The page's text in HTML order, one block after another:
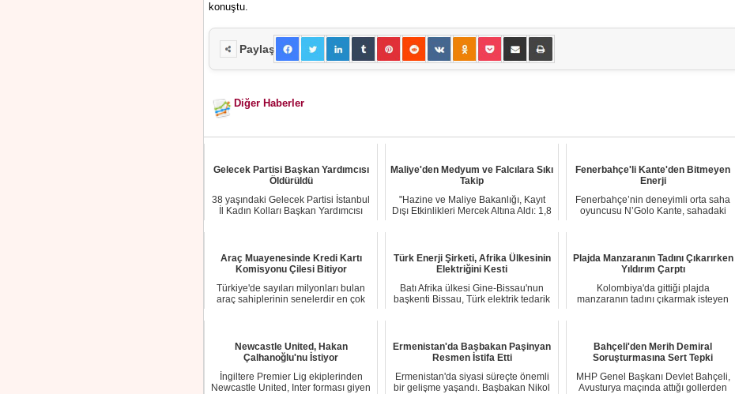
konuştu.
Paylaş
Diğer Haberler
Gelecek Partisi Başkan Yardımcısı
Öldürüldü
38 yaşındaki Gelecek Partisi İstanbul
İl Kadın Kolları Başkan Yardımcısı
Maliye'den Medyum ve Falcılara Sıkı
Takip
"Hazine ve Maliye Bakanlığı, Kayıt
Dışı Etkinlikleri Mercek Altına Aldı: 1,8
Fenerbahçe'li Kante'den Bitmeyen
Enerji
Fenerbahçe’nin deneyimli orta saha
oyuncusu N’Golo Kante, sahadaki
Araç Muayenesinde Kredi Kartı
Komisyonu Çilesi Bitiyor
Türkiye'de sayıları milyonları bulan
araç sahiplerinin senelerdir en çok
Türk Enerji Şirketi, Afrika Ülkesinin
Elektriğini Kesti
Batı Afrika ülkesi Gine-Bissau'nun
başkenti Bissau, Türk elektrik tedarik
Plajda Manzaranın Tadını Çıkarırken
Yıldırım Çarptı
Kolombiya'da gittiği plajda
manzaranın tadını çıkarmak isteyen
Newcastle United, Hakan
Çalhanoğlu'nu İstiyor
İngiltere Premier Lig ekiplerinden
Newcastle United, Inter forması giyen
Ermenistan'da Başbakan Paşinyan
Resmen İstifa Etti
Ermenistan'da siyasi süreçte önemli
bir gelişme yaşandı. Başbakan Nikol
Bahçeli'den Merih Demiral
Soruşturmasına Sert Tepki
MHP Genel Başkanı Devlet Bahçeli,
Avusturya maçında attığı gollerden